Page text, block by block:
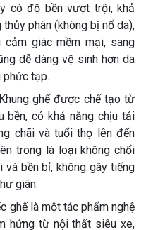
có độ bền vượt trội, khả
phân (không bị nổ da),
giác mềm mại, sang
dễ dàng vệ sinh hơn da
tạp.
ghế được chế tạo từ
bền, có khả năng chịu tải
chãi và tuổi thọ lên đến
trong là loại không chổi
và bền bỉ, không gây tiếng
giãn.
ghế là một tác phẩm nghệ
hứng từ nội thất siêu xe,